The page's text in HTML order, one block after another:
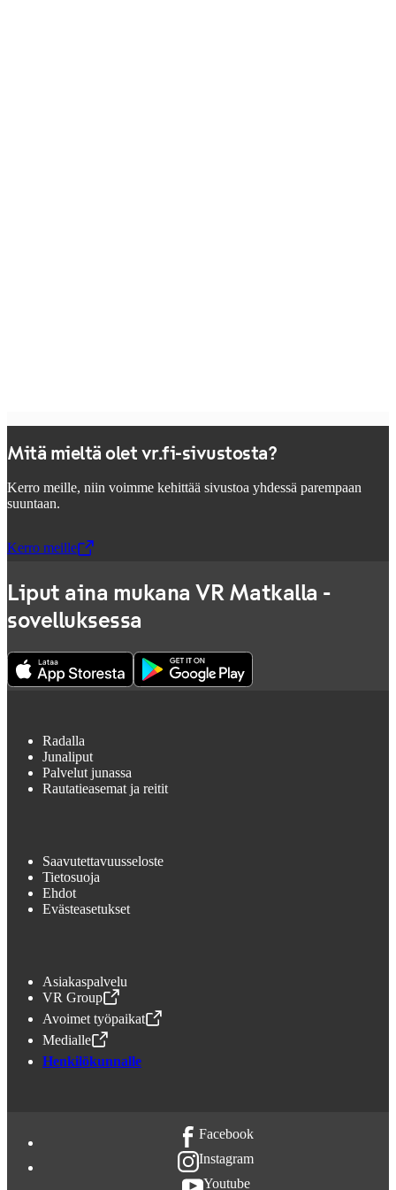
Mitä mieltä olet vr.fi-sivustosta?
Kerro meille, niin voimme kehittää sivustoa yhdessä parempaan
suuntaan.
Kerro meille
,Avataan uudessa välilehdessä
Liput aina mukana VR Matkalla -
sovelluksessa
Radalla
Junaliput
Palvelut junassa
Rautatieasemat ja reitit
Saavutettavuusseloste
Tietosuoja
Ehdot
Evästeasetukset
Asiakaspalvelu
VR Group
,Avataan uudessa välilehdessä
Avoimet työpaikat
,Avataan uudessa välilehdessä
Medialle
,Avataan uudessa välilehdessä
Henkilökunnalle
Facebook
Instagram
Youtube